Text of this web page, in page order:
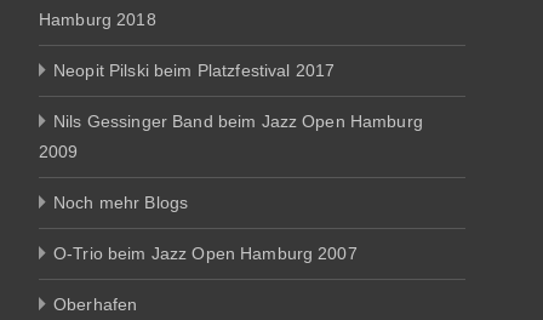
Hamburg 2018
Neopit Pilski beim Platzfestival 2017
Nils Gessinger Band beim Jazz Open Hamburg
2009
Noch mehr Blogs
O-Trio beim Jazz Open Hamburg 2007
Oberhafen